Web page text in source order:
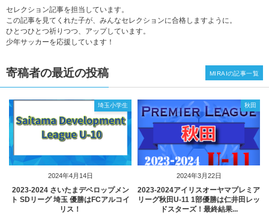
セレクション記事を担当しています。
この記事を見てくれた子が、みんなセレクションに合格しますように。
ひとつひとつ祈りつつ、アップしています。
少年サッカーを応援しています！
寄稿者の最近の投稿
2024年4月14日
埼玉小学生
2023‐2024 さいたまデベロップメン
ト SDリーグ 埼玉 優勝はFCアルコイ
リス！
2024年3月22日
秋田
2023-2024アイリスオーヤマプレミア
リーグ秋田U-11 1部優勝は仁井田レッ
ドスターズ！最終結果...
MIRAIの記事一覧